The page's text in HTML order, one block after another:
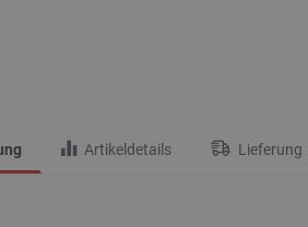
Artikeldetails Lieferung